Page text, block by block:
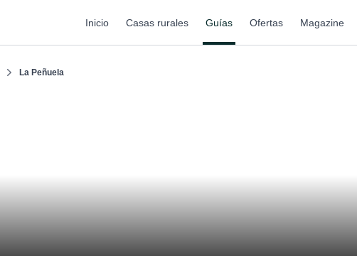
Inicio Casas rurales Guías Ofertas Magazine
La Peñuela